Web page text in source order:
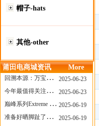
帽子-hats
其他-other
莆田电商城资讯 More
回溯本源：万宝龙推出明星系列都市灰腕表新作
2025-06-23
今年最值得关注的AF1！KOBE x AF1 明日发售
2025-06-23
巅峰系列Extreme Diver潜水腕表与Revival Diver复刻版潜水腕表共同推出“暗影款”新作
2025-06-19
准备好晒脚趾了吗？透明款 AF1 要回归了
2025-06-19